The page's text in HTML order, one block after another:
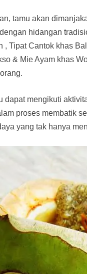
tamu akan
hidangan
, Tipat Cantok khas
& Mie Ayam khas
dapat mengikuti
proses membatik
yang tak hanya